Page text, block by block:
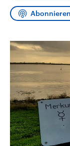
Abonnieren